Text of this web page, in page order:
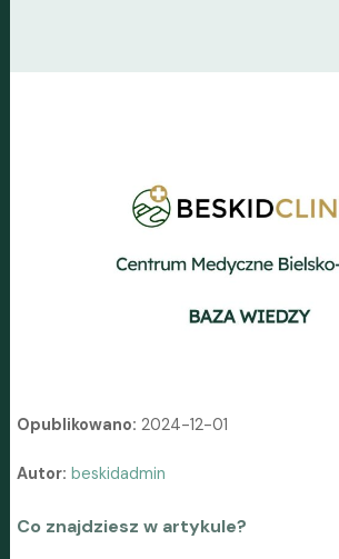
Opublikowano: 2024-12-01
Autor: beskidadmin
Co znajdziesz w artykule?